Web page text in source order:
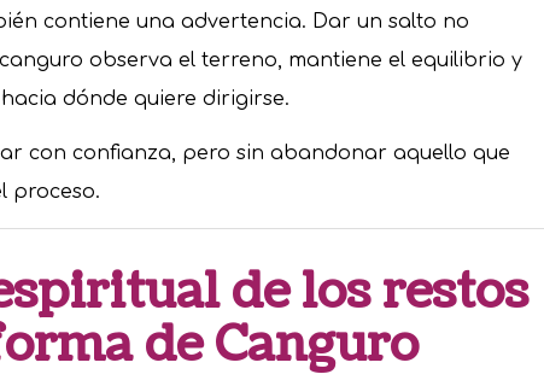
contiene una advertencia. Dar un salto no
observa el terreno, mantiene el equilibrio y
dónde quiere dirigirse.
con confianza, pero sin abandonar aquello que
proceso.
de los restos
de Canguro